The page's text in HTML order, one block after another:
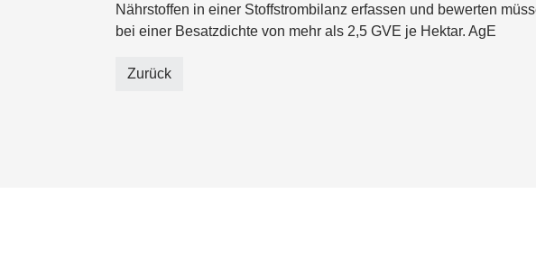
Nährstoffen in einer Stoffstrombilanz erfassen und bewerten
bei einer Besatzdichte von mehr als 2,5 GVE je Hektar. AgE
Zurück